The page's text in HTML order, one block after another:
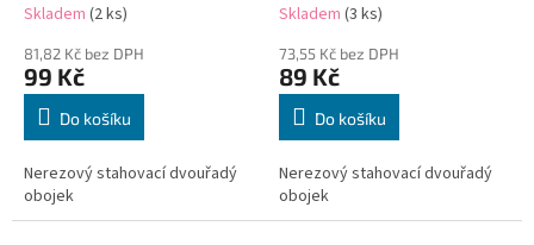
Skladem (2 ks)
81,82 Kč bez DPH
99 Kč
Do košíku
Nerezový stahovací dvouřadý
obojek
Skladem (3 ks)
73,55 Kč bez DPH
89 Kč
Do košíku
Nerezový stahovací dvouřadý
obojek